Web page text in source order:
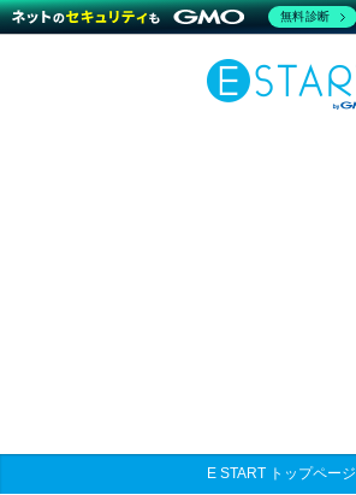
E START トップページ
無料診断